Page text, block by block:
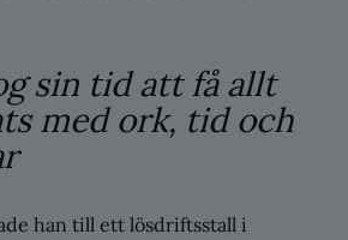
sin tid att få allt
med ork, tid och
han till ett lösdriftsstall i